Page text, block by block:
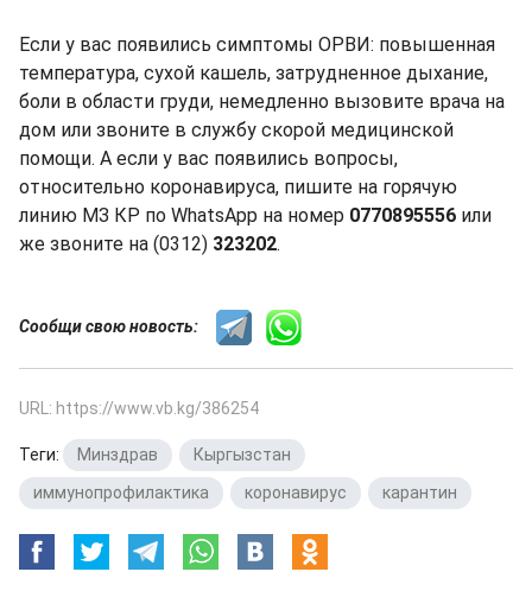
Если у вас появились симптомы ОРВИ: повышенная
температура, сухой кашель, затрудненное дыхание,
боли в области груди, немедленно вызовите врача на
дом или звоните в службу скорой медицинской
помощи. А если у вас появились вопросы,
относительно коронавируса, пишите на горячую
линию МЗ КР по WhatsApp на номер 0770895556 или
же звоните на (0312) 323202.
Сообщи свою новость:
URL: https://www.vb.kg/386254
Теги: Минздрав Кыргызстан
иммунопрофилактика
коронавирус карантин